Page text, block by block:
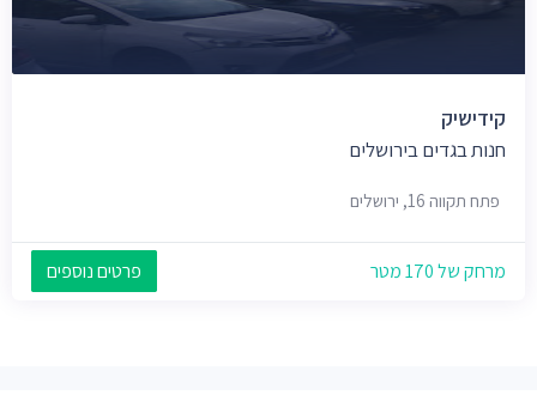
קידישיק
חנות בגדים בירושלים
פתח תקווה 16, ירושלים
מרחק של 170 מטר פרטים נוספים